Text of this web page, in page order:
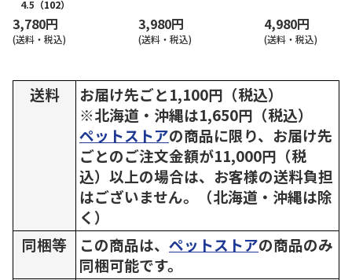
4.5 （102）
3,780円
(送料・税込)
3,980円
(送料・税込)
4,980円
(送料・税込)
送料
お届け先ごと1,100円（税込）
※北海道・沖縄は1,650円（税込）
ペットストアの商品に限り、お届け先
ごとのご注文金額が11,000円（税
込）以上の場合は、お客様の送料負担
はございません。（北海道・沖縄は除
く）
同梱等
この商品は、 ペットストアの商品のみ
同梱可能です。